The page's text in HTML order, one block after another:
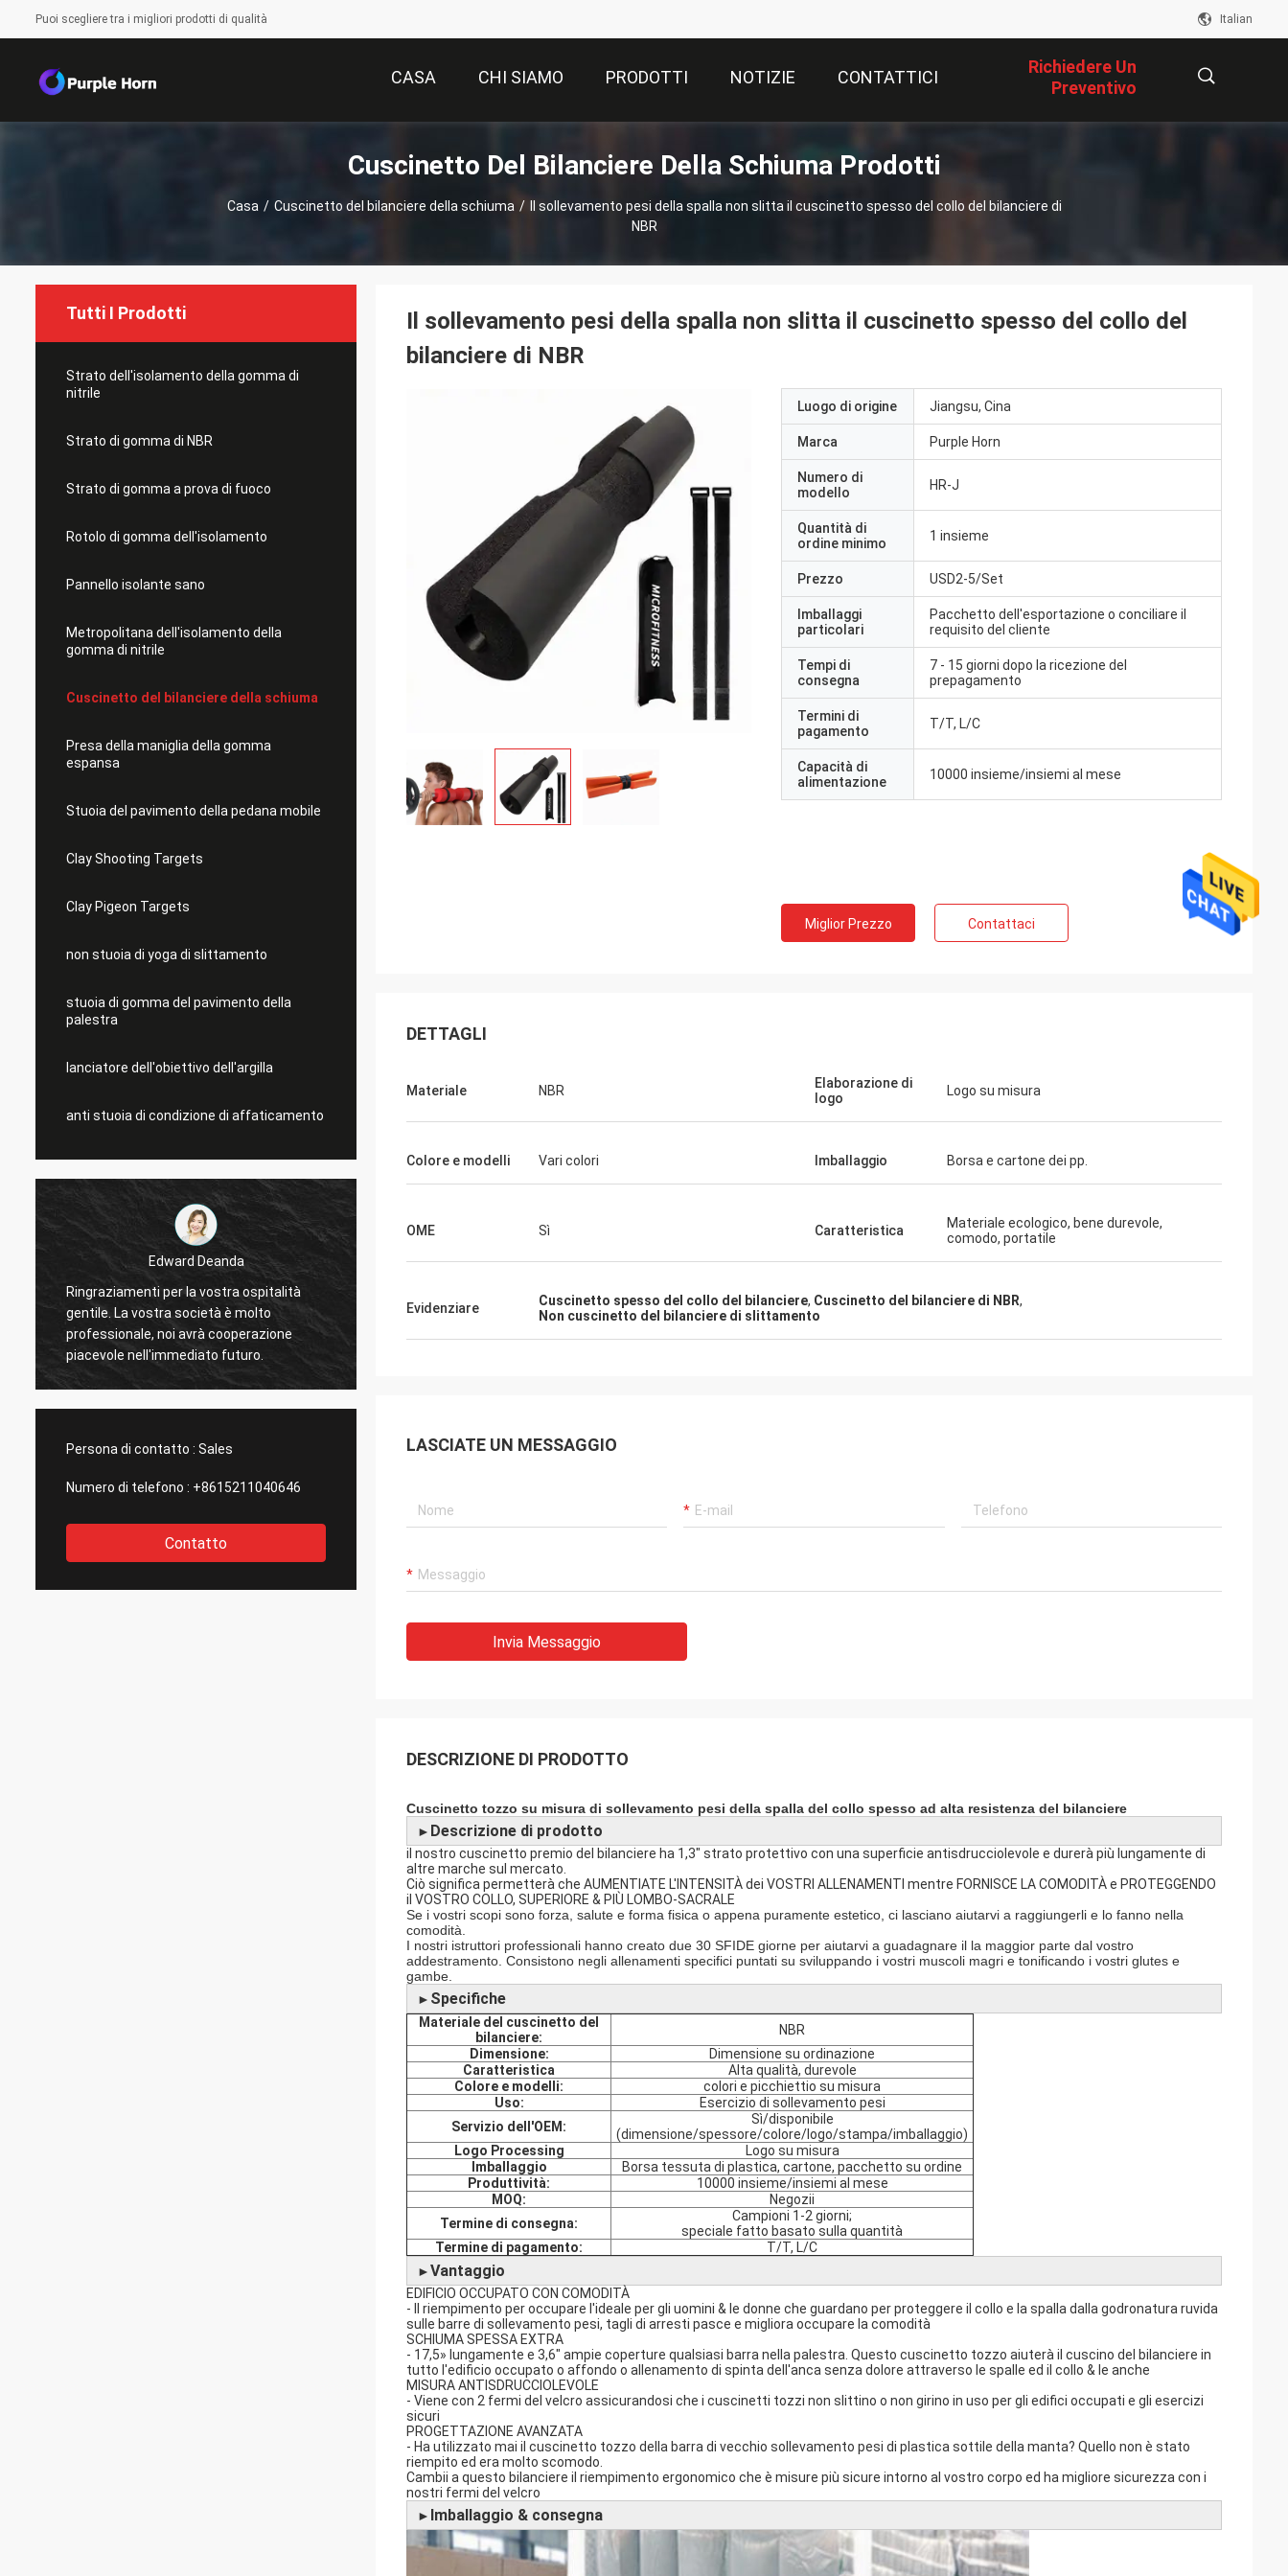
Puoi scegliere tra i migliori prodotti di qualità Italian
CASA CHI SIAMO PRODOTTI NOTIZIE CONTATTICI
Richiedere Un
Preventivo
Cuscinetto Del Bilanciere Della Schiuma Prodotti
Casa / Cuscinetto del bilanciere della schiuma /
Il sollevamento pesi della spalla non slitta il cuscinetto spesso del collo del bilanciere di
NBR
Tutti I Prodotti
Strato dell'isolamento della gomma di
nitrile
Strato di gomma di NBR
Strato di gomma a prova di fuoco
Rotolo di gomma dell'isolamento
Pannello isolante sano
Metropolitana dell'isolamento della
gomma di nitrile
Cuscinetto del bilanciere della schiuma
Presa della maniglia della gomma
espansa
Stuoia del pavimento della pedana mobile
Clay Shooting Targets
Clay Pigeon Targets
non stuoia di yoga di slittamento
stuoia di gomma del pavimento della
palestra
lanciatore dell'obiettivo dell'argilla
anti stuoia di condizione di affaticamento
Edward Deanda
Ringraziamenti per la vostra ospitalità
gentile. La vostra società è molto
professionale, noi avrà cooperazione
piacevole nell'immediato futuro.
Edward Deanda
Ringraziamenti per la vostra ospitalità
gentile. La vostra società è molto
Persona di contatto : Sales
Numero di telefono : +8615211040646
Contatto
Il sollevamento pesi della spalla non slitta il cuscinetto spesso del collo del
bilanciere di NBR
Luogo di origine Jiangsu, Cina
Marca Purple Horn
Numero di
modello
HR-J
Quantità di
ordine minimo
1 insieme
Prezzo USD2-5/Set
Imballaggi
particolari
Pacchetto dell'esportazione o conciliare il
requisito del cliente
Tempi di
consegna
7 - 15 giorni dopo la ricezione del
prepagamento
Termini di
pagamento
T/T, L/C
Capacità di
alimentazione
10000 insieme/insiemi al mese
Miglior Prezzo Contattaci
DETTAGLI
Materiale NBR
Elaborazione di
logo
Logo su misura
Colore e modelli Vari colori Imballaggio Borsa e cartone dei pp.
OME Sì Caratteristica
Materiale ecologico, bene durevole,
comodo, portatile
Evidenziare Cuscinetto spesso del collo del bilanciere, Cuscinetto del bilanciere di NBR,
Non cuscinetto del bilanciere di slittamento
LASCIATE UN MESSAGGIO
Invia Messaggio
DESCRIZIONE DI PRODOTTO
Cuscinetto tozzo su misura di sollevamento pesi della spalla del collo spesso ad alta resistenza del bilanciere
► Descrizione di prodotto
il nostro cuscinetto premio del bilanciere ha 1,3" strato protettivo con una superficie antisdrucciolevole e durerà più lungamente di
altre marche sul mercato.
Ciò significa permetterà che AUMENTIATE L'INTENSITÀ dei VOSTRI ALLENAMENTI mentre FORNISCE LA COMODITÀ e PROTEGGENDO
il VOSTRO COLLO, SUPERIORE & PIÙ LOMBO-SACRALE
Se i vostri scopi sono forza, salute e forma fisica o appena puramente estetico, ci lasciano aiutarvi a raggiungerli e lo fanno nella
comodità.
I nostri istruttori professionali hanno creato due 30 SFIDE giorne per aiutarvi a guadagnare il la maggior parte dal vostro
addestramento. Consistono negli allenamenti specifici puntati su sviluppando i vostri muscoli magri e tonificando i vostri glutes e
gambe.
► Specifiche
Materiale del cuscinetto del
bilanciere:
NBR
Dimensione:
Dimensione su ordinazione
Caratteristica
Alta qualità, durevole
Colore e modelli:
colori e picchiettio su misura
Uso:
Esercizio di sollevamento pesi
Servizio dell'OEM:
Sì/disponibile
(dimensione/spessore/colore/logo/stampa/imballaggio)
Logo Processing
Logo su misura
Imballaggio
Borsa tessuta di plastica, cartone, pacchetto su ordine
Produttività:
10000 insieme/insiemi al mese
MOQ:
Negozii
Termine di consegna:
Campioni 1-2 giorni;
speciale fatto basato sulla quantità
Termine di pagamento:
T/T, L/C
►Vantaggio
EDIFICIO OCCUPATO CON COMODITÀ
- Il riempimento per occupare l'ideale per gli uomini & le donne che guardano per proteggere il collo e la spalla dalla godronatura ruvida
sulle barre di sollevamento pesi, tagli di arresti pasce e migliora occupare la comodità
SCHIUMA SPESSA EXTRA
- 17,5» lungamente e 3,6" ampie coperture qualsiasi barra nella palestra. Questo cuscinetto tozzo aiuterà il cuscino del bilanciere in
tutto l'edificio occupato o affondo o allenamento di spinta dell'anca senza dolore attraverso le spalle ed il collo & le anche
MISURA ANTISDRUCCIOLEVOLE
- Viene con 2 fermi del velcro assicurandosi che i cuscinetti tozzi non slittino o non girino in uso per gli edifici occupati e gli esercizi
sicuri
PROGETTAZIONE AVANZATA
- Ha utilizzato mai il cuscinetto tozzo della barra di vecchio sollevamento pesi di plastica sottile della manta? Quello non è stato
riempito ed era molto scomodo.
Cambii a questo bilanciere il riempimento ergonomico che è misure più sicure intorno al vostro corpo ed ha migliore sicurezza con i
nostri fermi del velcro
► Imballaggio & consegna